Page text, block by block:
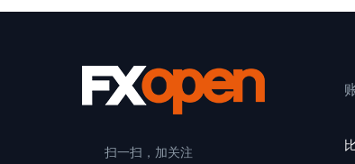
扫一扫，加关注